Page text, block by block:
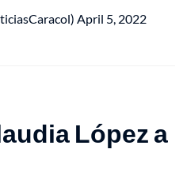
April 5, 2022
López a